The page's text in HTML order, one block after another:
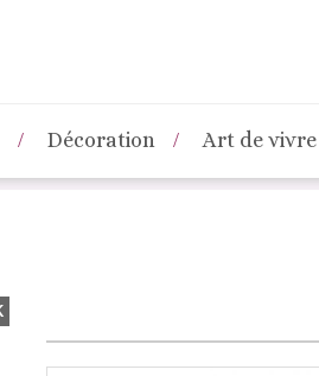
Décoration Art de vivre